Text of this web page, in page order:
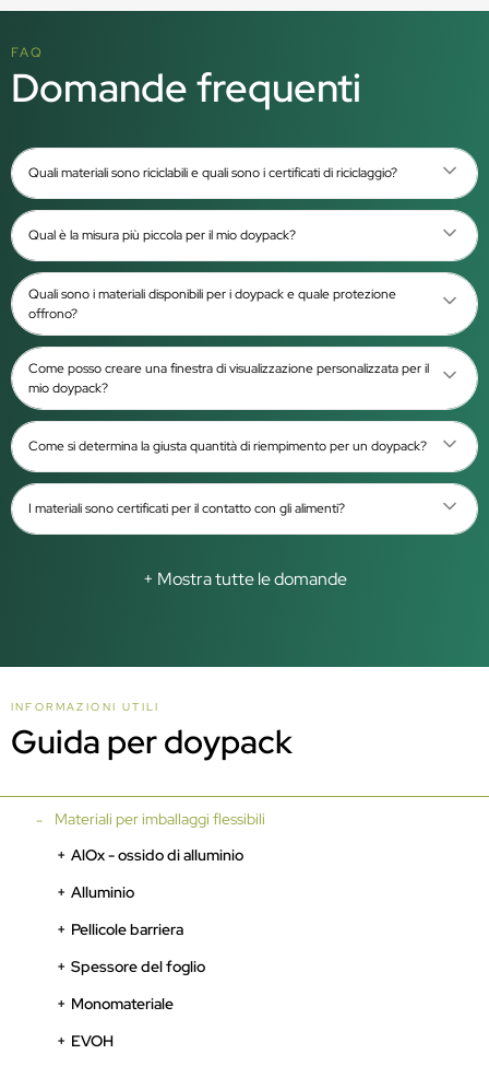
FAQ
Domande frequenti
Quali materiali sono riciclabili e quali sono i certificati di riciclaggio?
Qual è la misura più piccola per il mio doypack?
Quali sono i materiali disponibili per i doypack e quale protezione
offrono?
Come posso creare una finestra di visualizzazione personalizzata per il
mio doypack?
Come si determina la giusta quantità di riempimento per un doypack?
I materiali sono certificati per il contatto con gli alimenti?
+ Mostra tutte le domande
INFORMAZIONI UTILI
Guida per doypack
Materiali per imballaggi flessibili
AlOx - ossido di alluminio
Alluminio
Pellicole barriera
Spessore del foglio
Monomateriale
EVOH